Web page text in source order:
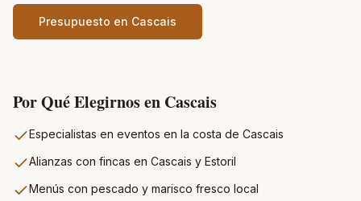
Presupuesto en Cascais
Por Qué Elegirnos en Cascais
Especialistas en eventos en la costa de Cascais
Alianzas con fincas en Cascais y Estoril
Menús con pescado y marisco fresco local